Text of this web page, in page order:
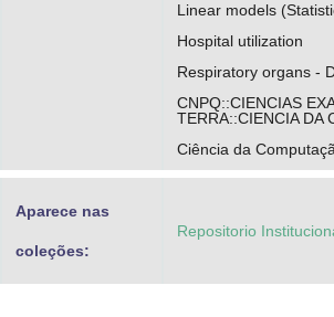
Linear models
Hospital utilization
Respiratory organs -
CNPQ::CIENCIAS
TERRA::CIENCIA DA
Ciência da
Aparece nas
coleções:
Repositorio